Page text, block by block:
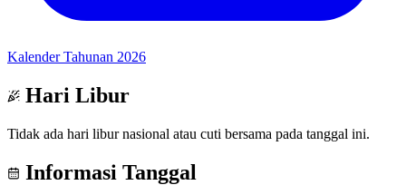
Kalender Tahunan 2026
Hari Libur
Tidak ada hari libur nasional atau cuti bersama pada tanggal ini.
Informasi Tanggal